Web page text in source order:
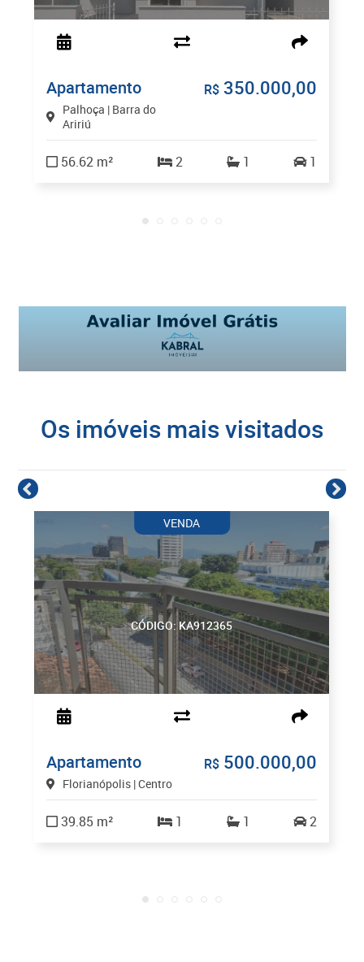
Apartamento
Palhoça | Barra do
Aririú
R$ 350.000,00
56.62 m² 2 1 1
Os imóveis mais visitados
CÓDIGO: KA912365
VENDA
Apartamento
Florianópolis | Centro
R$ 500.000,00
39.85 m² 1 1 2